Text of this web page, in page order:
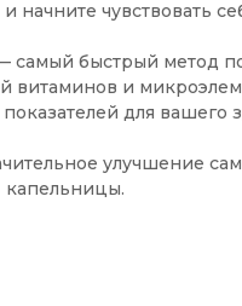
начните чувствовать
самый быстрый метод
витаминов и
для вашего
улучшение
капельницы.